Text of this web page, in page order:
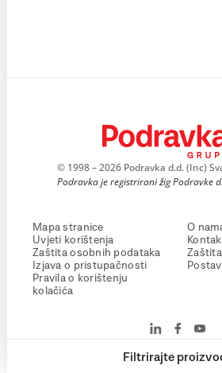
Filtrirajte
© 1998 – 2026 Podravka d.d. (Inc)
Podravka je registrirani žig Podravke
Mapa stranice
Uvjeti korištenja
Zaštita osobnih podataka
Izjava o pristupačnosti
Pravila o korištenju
kolačića
O